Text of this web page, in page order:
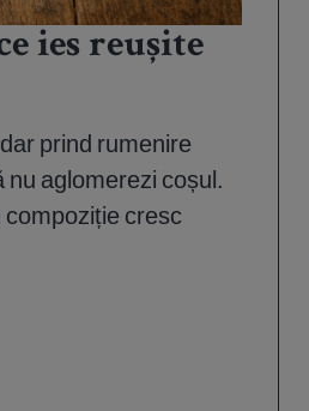
ies reușite
prind rumenire
aglomerezi coșul.
cresc